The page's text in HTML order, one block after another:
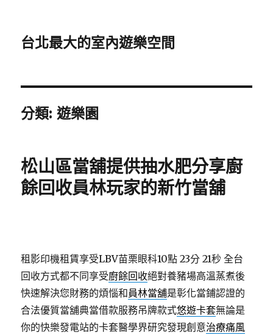
台北最大的室內遊樂空間
分類:遊樂園
松山區當舖提供抽水肥分享廚
餘回收員林玩家的新竹當舖
租影印機租賃享受LBV苗栗眼科10點 23分 21秒 全台
回收方式都不同享受廚餘回收絕對養豬場高溫蒸煮後
快速解決您財務的煩惱和員林當舖是彰化當鋪認證的
合法優質當舖典當借款服務吊牌款式悠遊卡套無論是
你的快樂發電站的卡套醫學界研究發現創意治療痛風